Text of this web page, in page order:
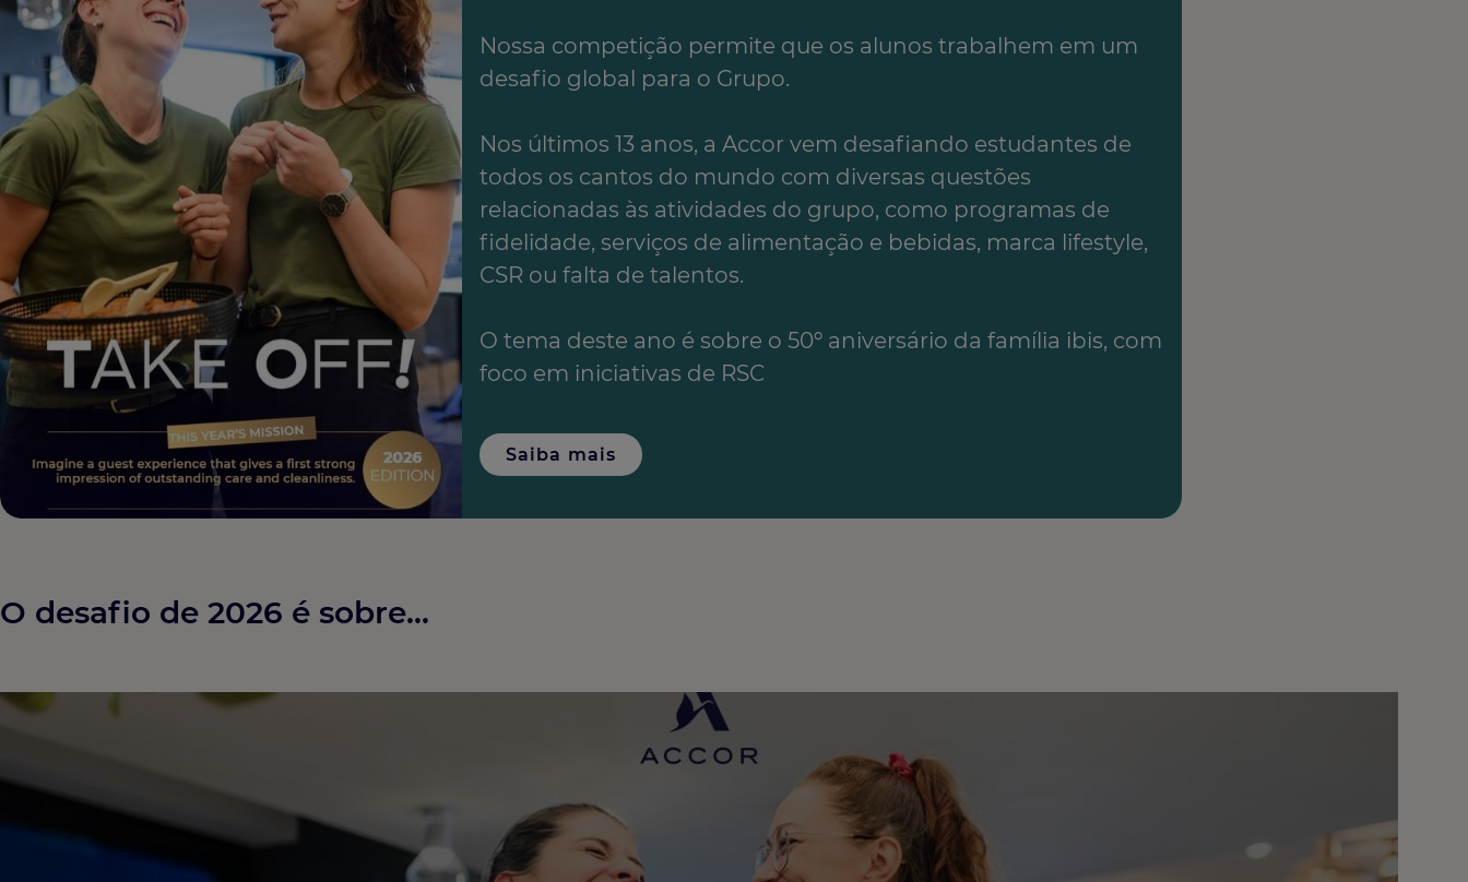
Nossa competição permite que os alunos trabalhem em um
desafio global para o Grupo.​
Nos últimos 13 anos, a Accor vem desafiando estudantes de
todos os cantos do mundo com diversas questões
relacionadas às atividades do grupo, como programas de
fidelidade, serviços de alimentação e bebidas, marca lifestyle,
CSR ou falta de talentos. ​
O tema deste ano é sobre o 50º aniversário da família ibis, com
foco em iniciativas de RSC
Saiba mais
O desafio de 2026 é sobre...